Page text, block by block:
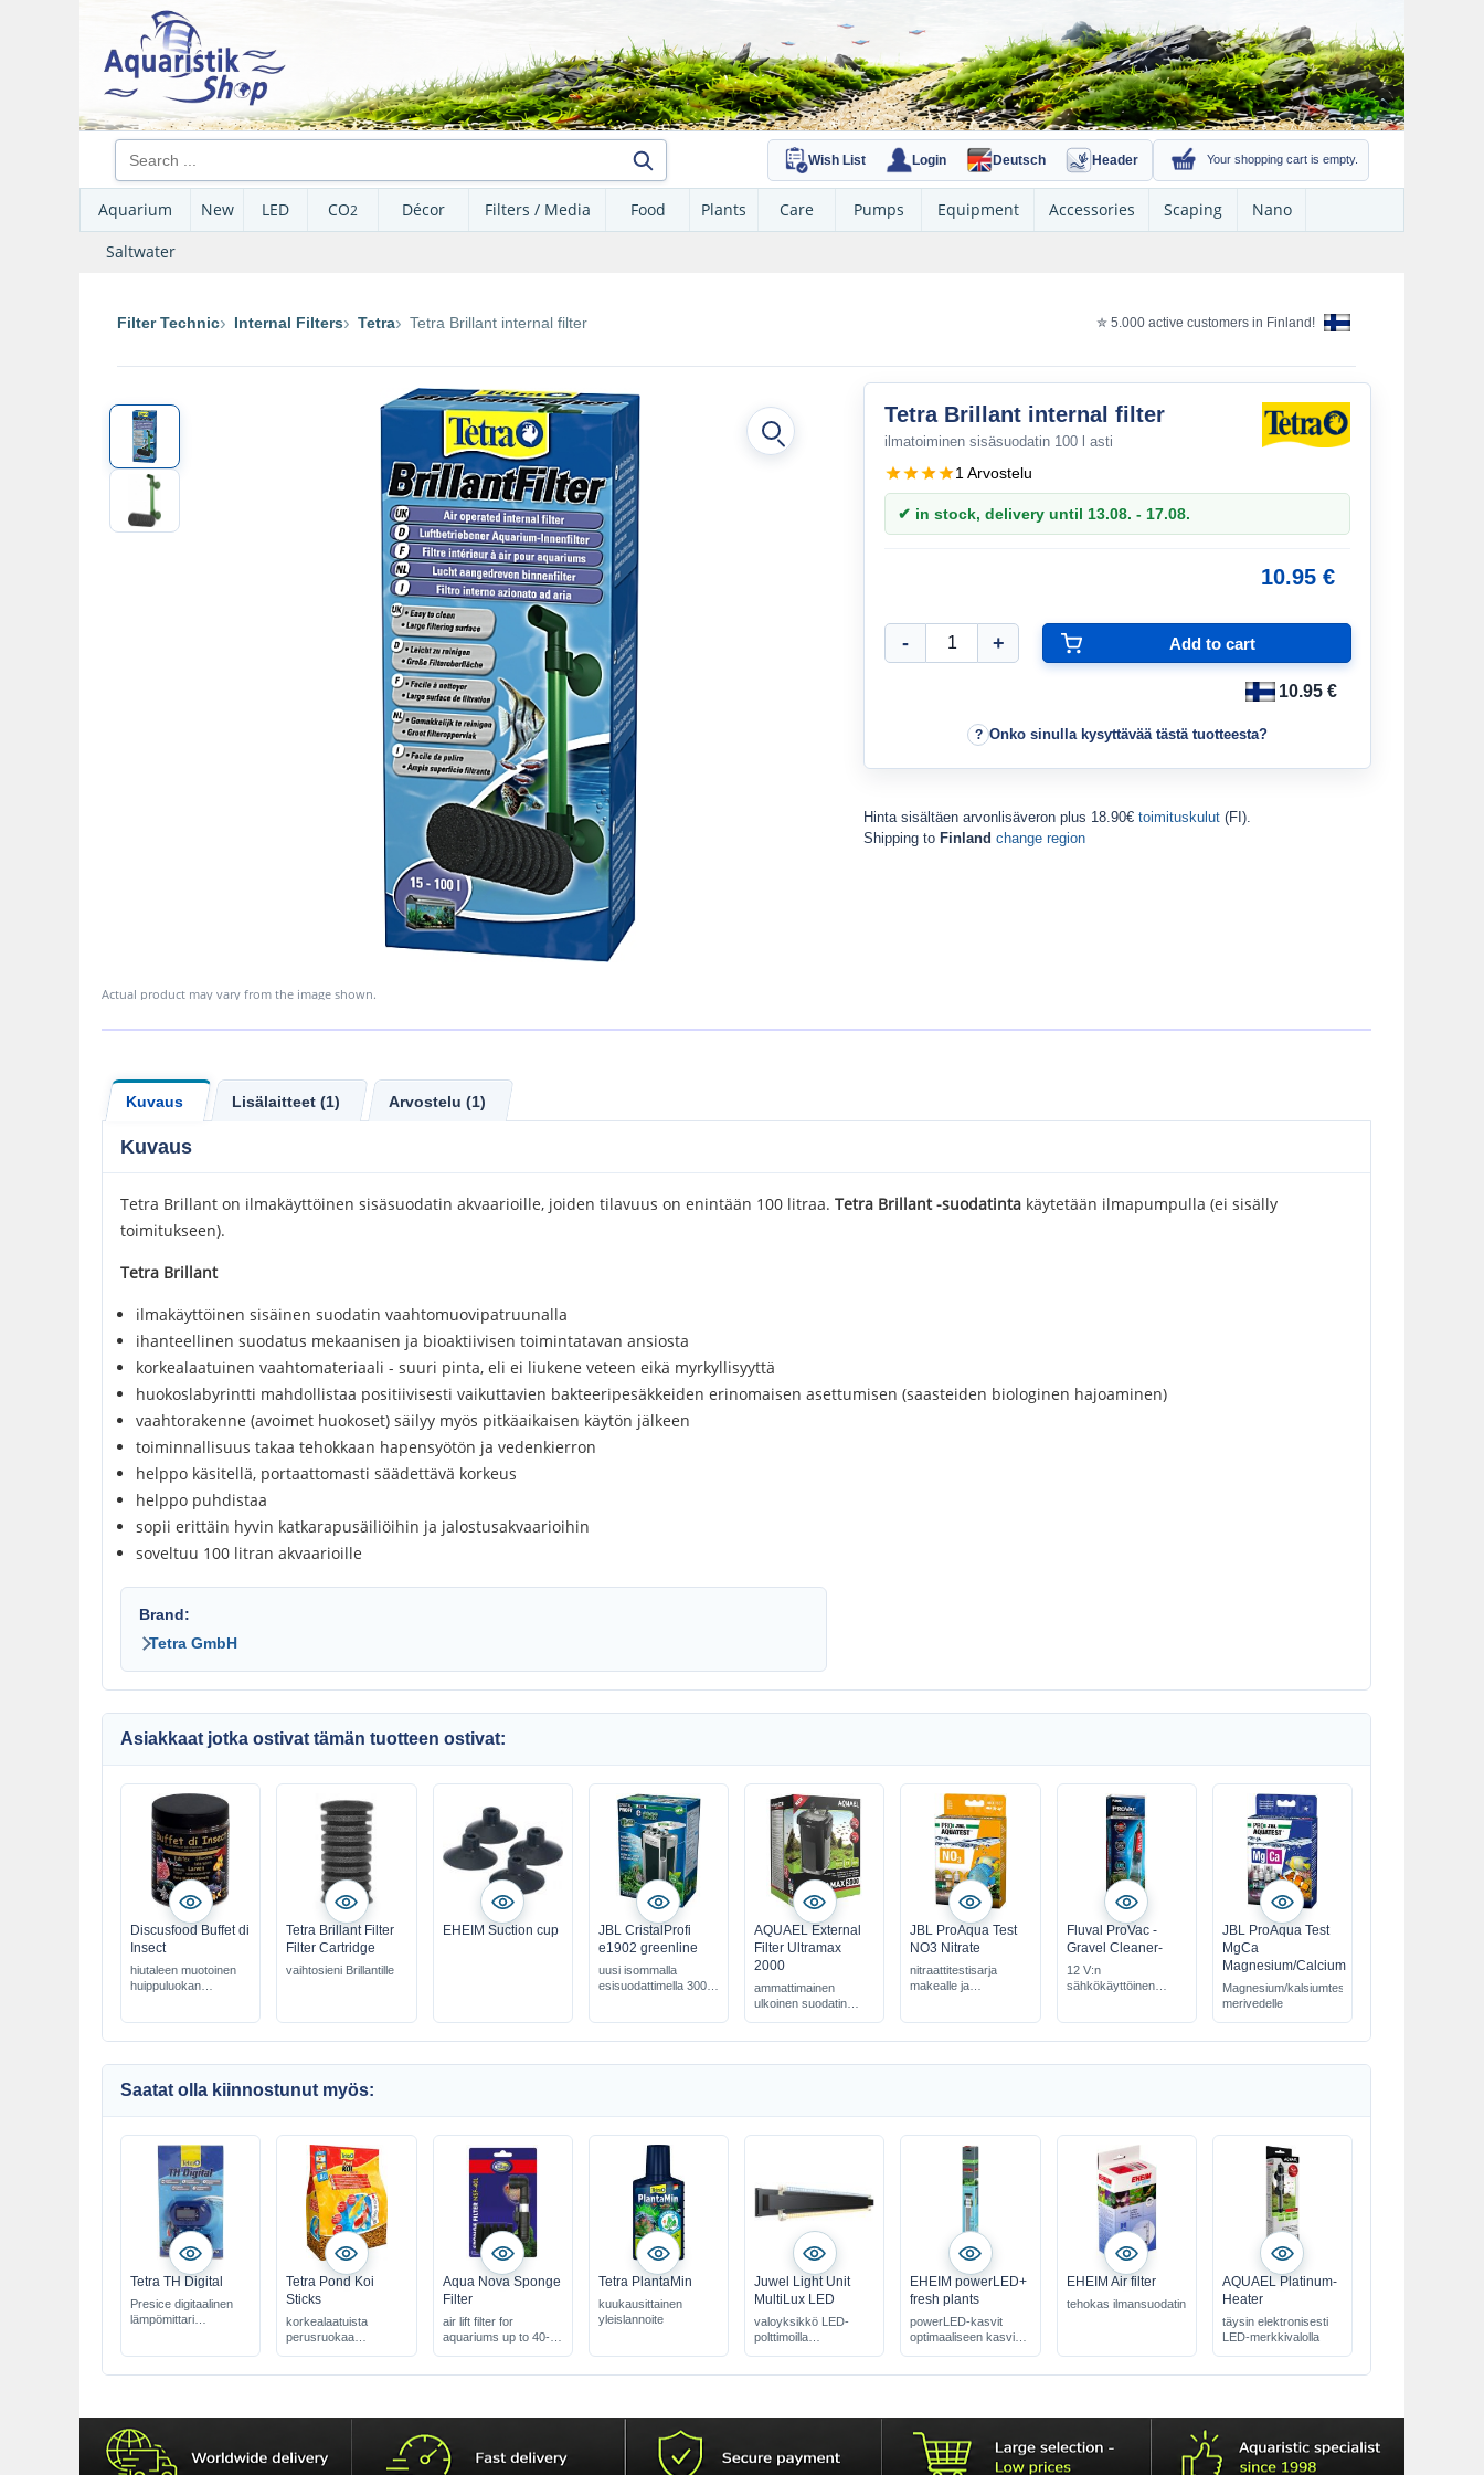
Wish List Login Deutsch Header Your shopping cart is empty.
Aquarium New LED CO2 Décor Filters / Media Food Plants Care Pumps Equipment Accessories Scaping
Nano
Saltwater
Filter Technic Internal Filters Tetra Tetra Brillant internal filter ✮ 5.000 active customers in Finland!
Actual product may vary from the image shown.
Tetra Brillant internal filter
ilmatoiminen sisäsuodatin 100 l asti
1 Arvostelu
✔ in stock, delivery until 13.08. - 17.08.
10.95 €
10.95 €
Onko sinulla kysyttävää tästä tuotteesta?
Hinta sisältäen arvonlisäveron plus 18.90€ toimituskulut (FI).
Shipping to Finland change region
Kuvaus Lisälaitteet (1) Arvostelu (1)
Kuvaus
Tetra Brillant on ilmakäyttöinen sisäsuodatin akvaarioille, joiden tilavuus on enintään 100 litraa. Tetra Brillant -suodatinta käytetään ilmapumpulla (ei sisälly
toimitukseen).
Tetra Brillant
ilmakäyttöinen sisäinen suodatin vaahtomuovipatruunalla
ihanteellinen suodatus mekaanisen ja bioaktiivisen toimintatavan ansiosta
korkealaatuinen vaahtomateriaali - suuri pinta, eli ei liukene veteen eikä myrkyllisyyttä
huokoslabyrintti mahdollistaa positiivisesti vaikuttavien bakteeripesäkkeiden erinomaisen asettumisen (saasteiden biologinen hajoaminen)
vaahtorakenne (avoimet huokoset) säilyy myös pitkäaikaisen käytön jälkeen
toiminnallisuus takaa tehokkaan hapensyötön ja vedenkierron
helppo käsitellä, portaattomasti säädettävä korkeus
helppo puhdistaa
sopii erittäin hyvin katkarapusäiliöihin ja jalostusakvaarioihin
soveltuu 100 litran akvaarioille
Brand:
Tetra GmbH
Asiakkaat jotka ostivat tämän tuotteen ostivat:
Discusfood Buffet di
Insect
hiutaleen muotoinen
huippuluokan
Tetra Brillant Filter
Filter Cartridge
vaihtosieni Brillantille
EHEIM Suction cup
JBL CristalProfi
e1902 greenline
uusi isommalla
esisuodattimella 300 -
AQUAEL External
Filter Ultramax
2000
ammattimainen
ulkoinen suodatin
hiljainen
JBL ProAqua Test
NO3 Nitrate
nitraattitestisarja
makealle ja
Fluval ProVac -
Gravel Cleaner-
12 V:n
sähkökäyttöinen
JBL ProAqua Test
MgCa
Magnesium/Calcium
Magnesium/kalsiumtesti
merivedelle
Saatat olla kiinnostunut myös:
Tetra TH Digital
Presice digitaalinen
lämpömittari
Tetra Pond Koi
Sticks
korkealaatuista
perusruokaa
Aqua Nova Sponge
Filter
air lift filter for
aquariums up to 40-60
Tetra PlantaMin
kuukausittainen
yleislannoite
Juwel Light Unit
MultiLux LED
valoyksikkö LED-
polttimoilla
EHEIM powerLED+
fresh plants
powerLED-kasvit
optimaaliseen kasvien
EHEIM Air filter
tehokas ilmansuodatin
AQUAEL Platinum-
Heater
täysin elektronisesti
LED-merkkivalolla